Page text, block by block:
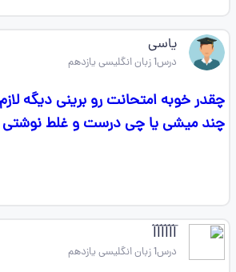
یاسی
درس1 زبان انگلیسی یازدهم
چقدر خوبه امتحانت رو برینی دیگه
چند میشی یا چی درست و غلط نوشتی
l⃐l⃐l⃐l⃐l⃐l⃐
درس1 زبان انگلیسی یازدهم